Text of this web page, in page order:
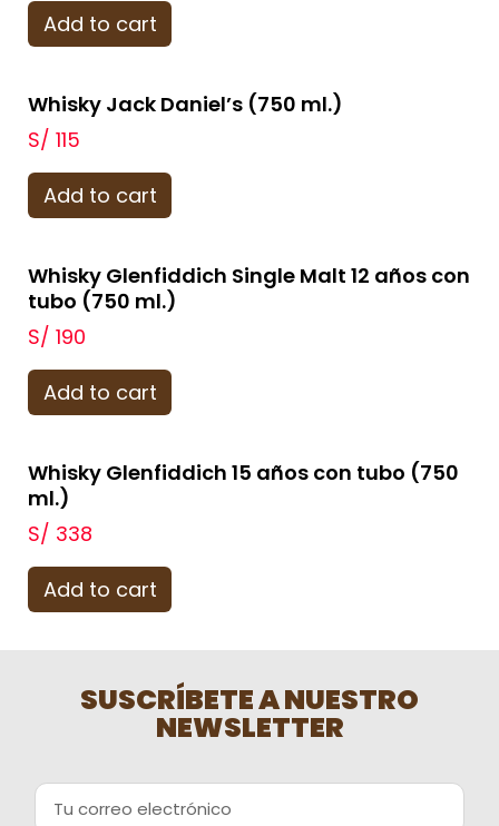
Add to cart
Whisky Jack Daniel’s (750 ml.)
S/ 115
Add to cart
Whisky Glenfiddich Single Malt 12 años con
tubo (750 ml.)
S/ 190
Add to cart
Whisky Glenfiddich 15 años con tubo (750
ml.)
S/ 338
Add to cart
SUSCRÍBETE A NUESTRO
NEWSLETTER